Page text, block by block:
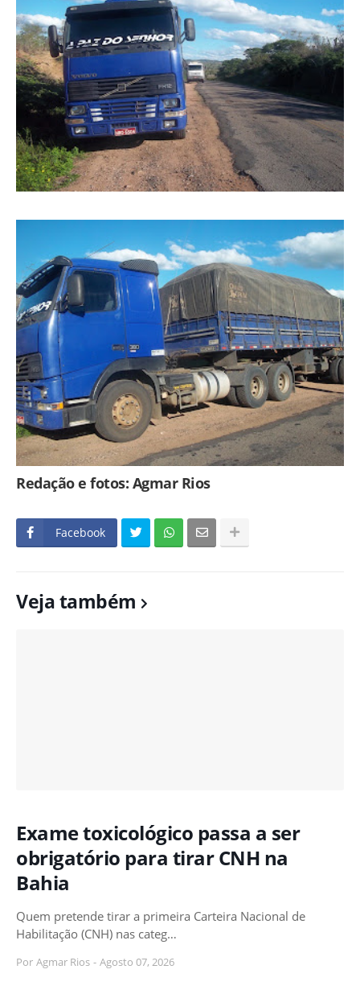
Redação e fotos: Agmar Rios
Facebook
Veja também
Exame toxicológico passa a ser
obrigatório para tirar CNH na
Bahia
Quem pretende tirar a primeira Carteira Nacional de
Habilitação (CNH) nas categ…
Por Agmar Rios - Agosto 07, 2026